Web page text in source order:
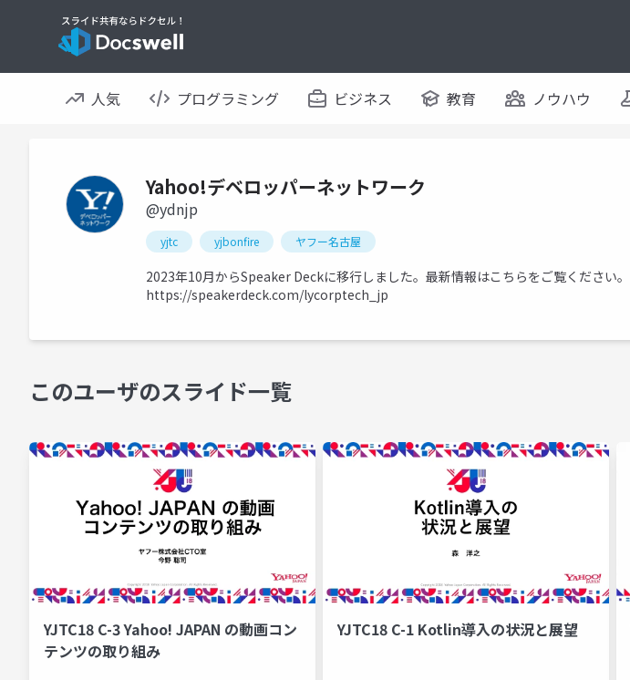
人気 プログラミング ビジネス 教育 ノウハウ
Yahoo!デベロッパーネットワーク
@ydnjp
yjtc yjbonfire ヤフー名古屋
2023年10月からSpeaker Deckに移行しました。最新情報はこちらをご覧ください。
https://speakerdeck.com/lycorptech_jp
このユーザのスライド一覧
YJTC18 C-3 Yahoo! JAPAN の動画コン
テンツの取り組み
YJTC18 C-1 Kotlin導入の状況と展望